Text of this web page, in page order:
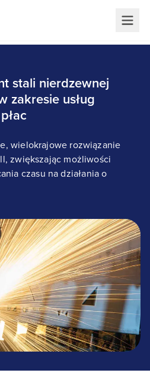
stali nierdzewnej
zakresie usług
wielokrajowe rozwiązanie
zwiększając możliwości
czasu na działania o
nierdzewnej polega na
outsourcingu HR i płac